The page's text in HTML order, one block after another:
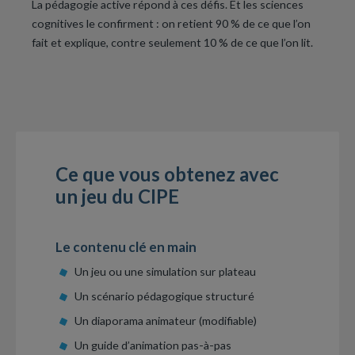
La pédagogie active répond à ces défis. Et les sciences
cognitives le confirment : on retient 90 % de ce que l’on
fait et explique, contre seulement 10 % de ce que l’on lit.
Ce que vous obtenez avec
un jeu du CIPE
Le contenu clé en main
Un jeu ou une simulation sur plateau
Un scénario pédagogique structuré
Un diaporama animateur (modifiable)
Un guide d’animation pas-à-pas